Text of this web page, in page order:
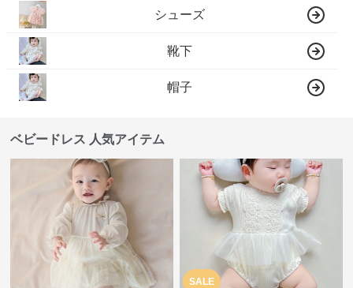
シューズ
靴下
帽子
ベビードレス 人気アイテム
SALE